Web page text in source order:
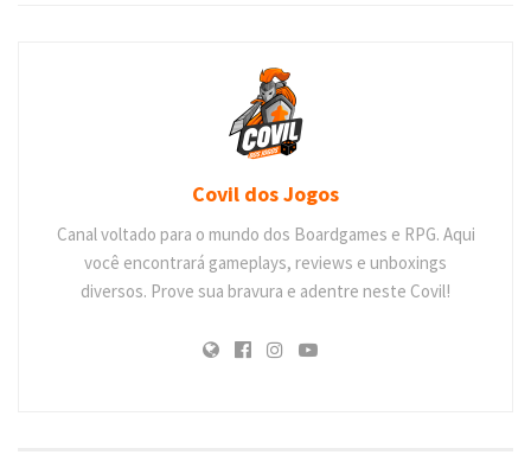
Covil dos Jogos
Canal voltado para o mundo dos Boardgames e RPG. Aqui
você encontrará gameplays, reviews e unboxings
diversos. Prove sua bravura e adentre neste Covil!